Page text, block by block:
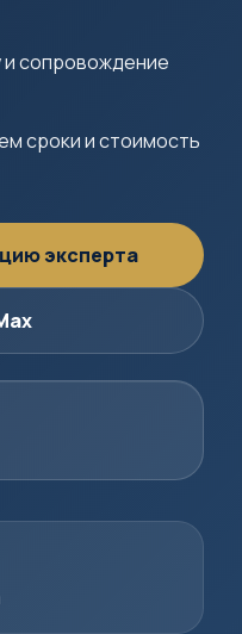
и сопровождение
сроки и стоимость
эксперта